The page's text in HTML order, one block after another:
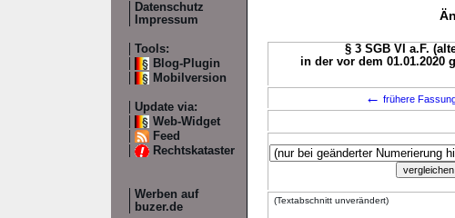
Datenschutz
Impressum
Tools:
Blog-Plugin
Mobilversion
Update via:
Web-Widget
Feed
Rechtskataster
Werben auf
buzer.de
§ 3 SGB VI a.F.
in der vor dem 01.01.2020
← frühere
(Textabschnitt unverändert)